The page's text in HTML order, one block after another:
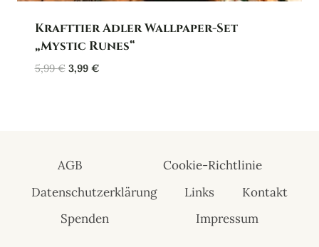
Krafttier Adler Wallpaper-Set
„Mystic Runes“
5,99€ Ursprünglicher
3,99 €Aktueller
AGB
Cookie-Richtlinie
Datenschutzerklärung
Links
Kontakt
Spenden
Impressum